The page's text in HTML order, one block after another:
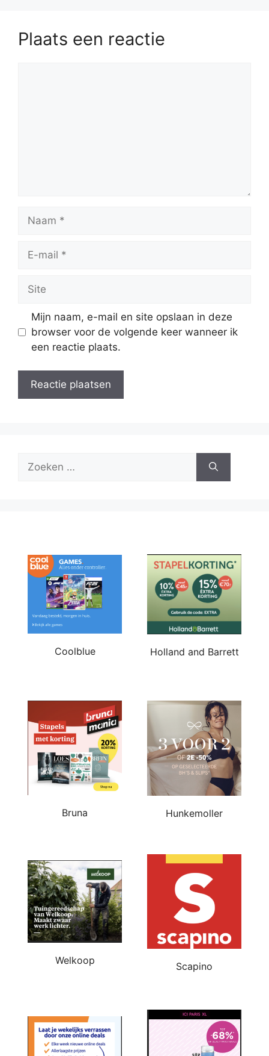
Plaats een reactie
Naam
Site
Mijn naam, e-mail en site opslaan in deze
browser voor de volgende keer wanneer ik
een reactie plaats.
naar:
Coolblue Holland and Barrett
Bruna Hunkemoller
Welkoop
Scapino